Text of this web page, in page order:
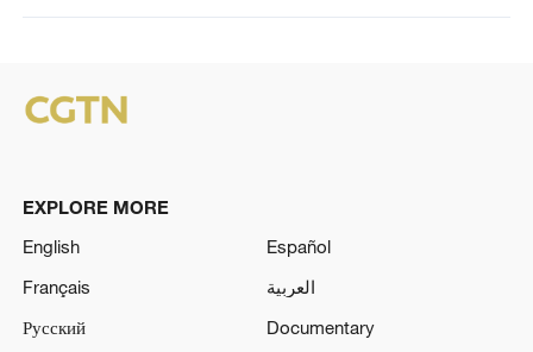
EXPLORE MORE
English
Español
Français
العربية
Русский
Documentary